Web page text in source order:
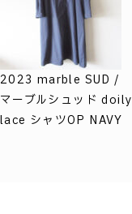
2023 marble SUD /
マーブルシュッド doily
lace シャツOP NAVY